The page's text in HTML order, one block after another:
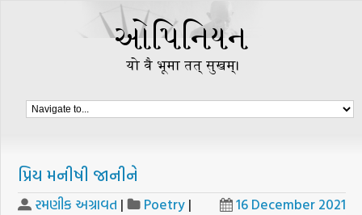
પ્રિય મનીષી જાનીને
રમણીક અગ્રાવત | Poetry | 16 December 2021